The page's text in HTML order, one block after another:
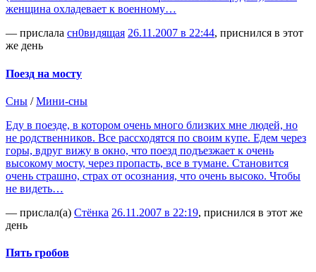
женщина охладевает к военному…
— прислала сн0видящая 26.11.2007 в 22:44, приснился в этот
же день
Поезд на мосту
Сны /Мини-сны
Еду в поезде, в котором очень много близких мне людей, но
не родственников. Все рассходятся по своим купе. Едем через
горы, вдруг вижу в окно, что поезд подъезжает к очень
высокому мосту, через пропасть, все в тумане. Становится
очень страшно, страх от осознания, что очень высоко. Чтобы
не видеть…
— прислал(а) Стёнка 26.11.2007 в 22:19, приснился в этот же
день
Пять гробов